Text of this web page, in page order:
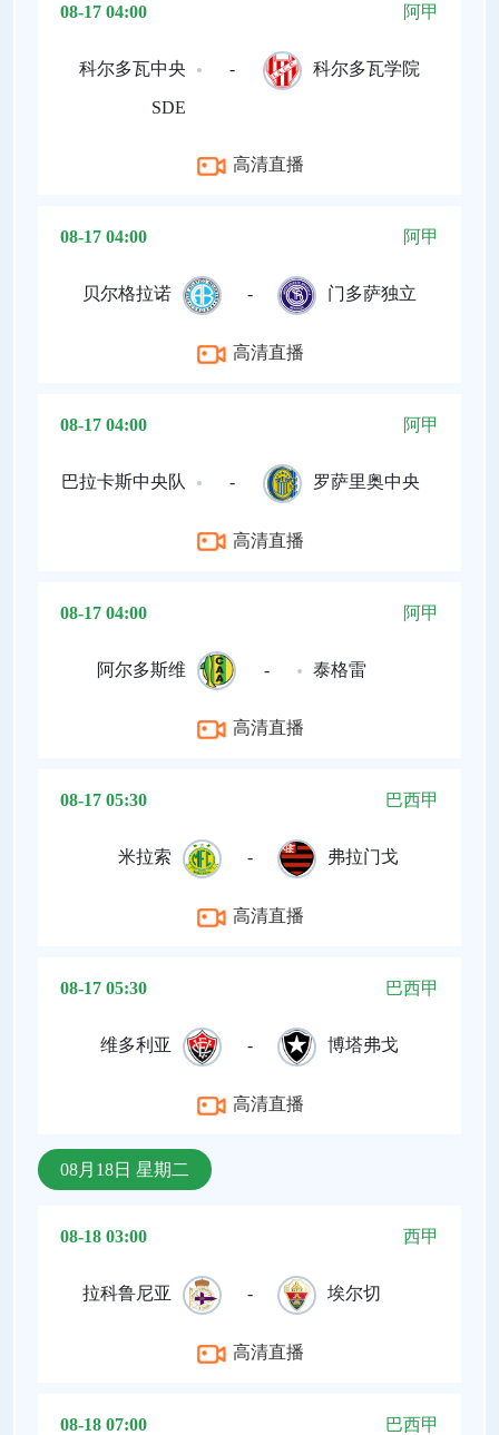
08-17 04:00 阿甲
科尔多瓦中央
SDE
- 科尔多瓦学院
高清直播
08-17 04:00 阿甲
贝尔格拉诺 - 门多萨独立
高清直播
08-17 04:00 阿甲
巴拉卡斯中央队 - 罗萨里奥中央
高清直播
08-17 04:00 阿甲
阿尔多斯维 - 泰格雷
高清直播
08-17 05:30 巴西甲
米拉索 - 弗拉门戈
高清直播
08-17 05:30 巴西甲
维多利亚 - 博塔弗戈
高清直播
08月18日 星期二
08-18 03:00 西甲
拉科鲁尼亚 - 埃尔切
高清直播
08-18 07:00 巴西甲